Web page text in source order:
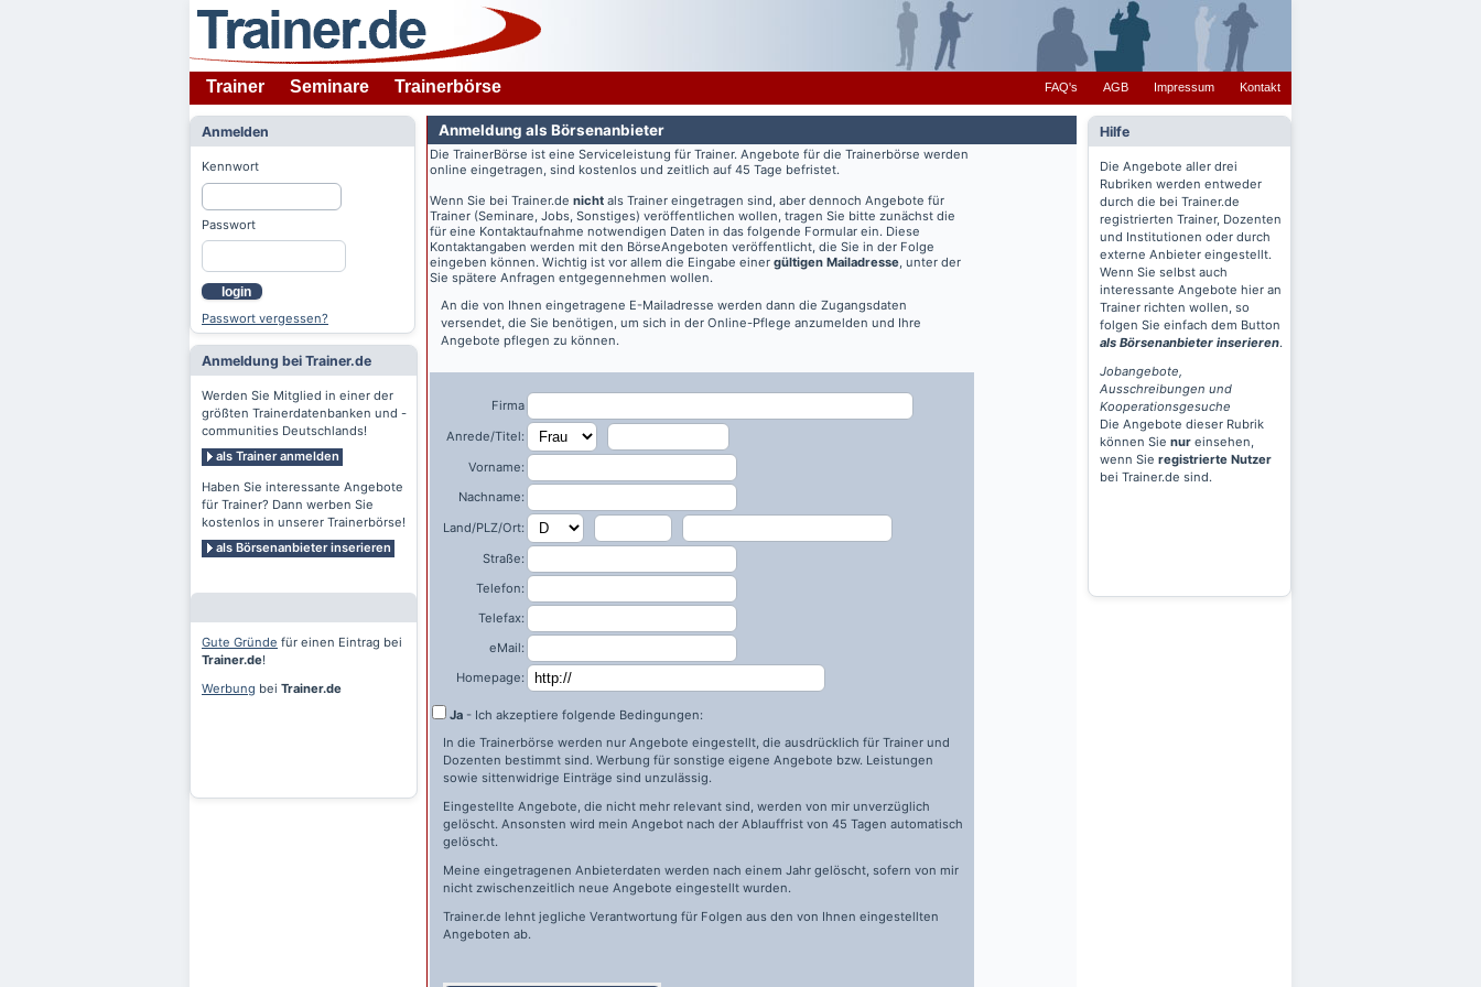
Trainer Seminare Trainerbörse FAQ's AGB Impressum Kontakt
Anmelden
Kennwort
Passwort
login
Passwort vergessen?
Anmeldung bei Trainer.de
Werden Sie Mitglied in einer der
größten Trainerdatenbanken und -
communities Deutschlands!
als Trainer anmelden
Haben Sie interessante Angebote
für Trainer? Dann werben Sie
kostenlos in unserer Trainerbörse!
als Börsenanbieter inserieren
Gute Gründe für einen Eintrag bei
Trainer.de!
Werbung bei Trainer.de
Hilfe
Die Angebote aller drei
Rubriken werden entweder
durch die bei Trainer.de
registrierten Trainer, Dozenten
und Institutionen oder durch
externe Anbieter eingestellt.
Wenn Sie selbst auch
interessante Angebote hier an
Trainer richten wollen, so
folgen Sie einfach dem Button
als Börsenanbieter inserieren.
Jobangebote,
Ausschreibungen und
Kooperationsgesuche
Die Angebote dieser Rubrik
können Sie nur einsehen,
wenn Sie registrierte Nutzer
bei Trainer.de sind.
Anmeldung als Börsenanbieter
Die TrainerBörse ist eine Serviceleistung für Trainer. Angebote für die Trainerbörse werden
online eingetragen, sind kostenlos und zeitlich auf 45 Tage befristet.
Wenn Sie bei Trainer.de nicht als Trainer eingetragen sind, aber dennoch Angebote für
Trainer (Seminare, Jobs, Sonstiges) veröffentlichen wollen, tragen Sie bitte zunächst die
für eine Kontaktaufnahme notwendigen Daten in das folgende Formular ein. Diese
Kontaktangaben werden mit den BörseAngeboten veröffentlicht, die Sie in der Folge
eingeben können. Wichtig ist vor allem die Eingabe einer gültigen Mailadresse, unter der
Sie spätere Anfragen entgegennehmen wollen.
An die von Ihnen eingetragene E-Mailadresse werden dann die Zugangsdaten
versendet, die Sie benötigen, um sich in der Online-Pflege anzumelden und Ihre
Angebote pflegen zu können.
Firma
Anrede/Titel:
Vorname:
Nachname:
Land/PLZ/Ort:
Straße:
Telefon:
Telefax:
eMail:
Homepage:
Ja - Ich akzeptiere folgende Bedingungen:
In die Trainerbörse werden nur Angebote eingestellt, die ausdrücklich für Trainer und
Dozenten bestimmt sind. Werbung für sonstige eigene Angebote bzw. Leistungen
sowie sittenwidrige Einträge sind unzulässig.
Eingestellte Angebote, die nicht mehr relevant sind, werden von mir unverzüglich
gelöscht. Ansonsten wird mein Angebot nach der Ablauffrist von 45 Tagen automatisch
gelöscht.
Meine eingetragenen Anbieterdaten werden nach einem Jahr gelöscht, sofern von mir
nicht zwischenzeitlich neue Angebote eingestellt wurden.
Trainer.de lehnt jegliche Verantwortung für Folgen aus den von Ihnen eingestellten
Angeboten ab.